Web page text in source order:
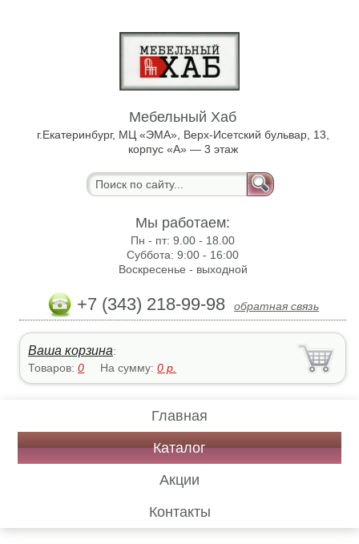
Мебельный Хаб
г.Екатеринбург, МЦ «ЭМА», Верх-Исетский бульвар, 13,
корпус «А» — 3 этаж
Мы работаем:
Пн - пт:9.00 - 18.00
Суббота:9:00 - 16:00
Воскресенье - выходной
+7 (343) 218-99-98 обратная связь
Ваша корзина:
Товаров:0 На сумму:0 р.
Главная
Каталог
Акции
Контакты